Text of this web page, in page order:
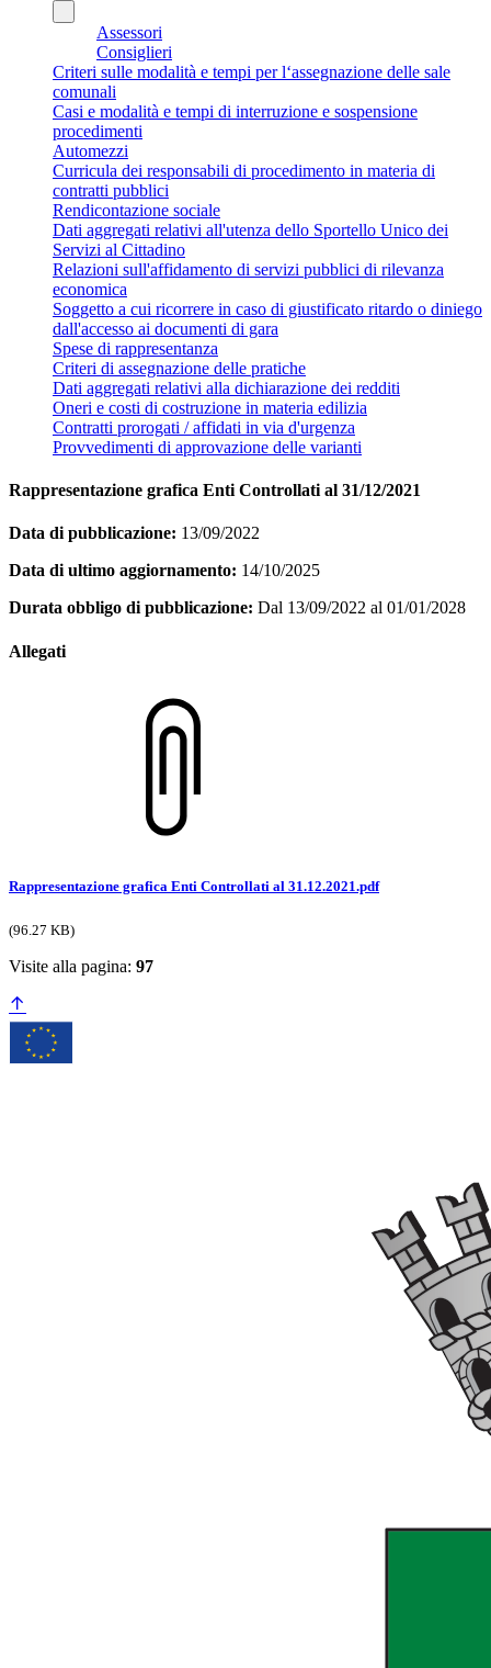
Assessori
Consiglieri
Criteri sulle modalità e tempi per l‘assegnazione delle sale
comunali
Casi e modalità e tempi di interruzione e sospensione
procedimenti
Automezzi
Curricula dei responsabili di procedimento in materia di
contratti pubblici
Rendicontazione sociale
Dati aggregati relativi all'utenza dello Sportello Unico dei
Servizi al Cittadino
Relazioni sull'affidamento di servizi pubblici di rilevanza
economica
Soggetto a cui ricorrere in caso di giustificato ritardo o diniego
dall'accesso ai documenti di gara
Spese di rappresentanza
Criteri di assegnazione delle pratiche
Dati aggregati relativi alla dichiarazione dei redditi
Oneri e costi di costruzione in materia edilizia
Contratti prorogati / affidati in via d'urgenza
Provvedimenti di approvazione delle varianti
Rappresentazione grafica Enti Controllati al 31/12/2021
Data di pubblicazione: 13/09/2022
Data di ultimo aggiornamento: 14/10/2025
Durata obbligo di pubblicazione: Dal 13/09/2022 al 01/01/2028
Allegati
Rappresentazione grafica Enti Controllati al 31.12.2021.pdf
(96.27 KB)
Visite alla pagina: 97